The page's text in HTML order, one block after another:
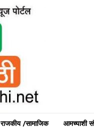
राजकीय /सामाजिक आमच्याशी